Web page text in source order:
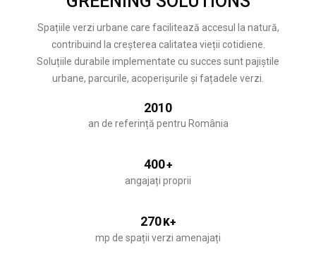
Spațiile verzi urbane care facilitează accesul la natură,
contribuind la creșterea calitatea vieții cotidiene.
Soluțiile durabile implementate cu succes sunt pajiștile
urbane, parcurile, acoperișurile și fațadele verzi.
2010
an de referință pentru România
400+
angajați proprii
270K+
mp de spații verzi amenajați